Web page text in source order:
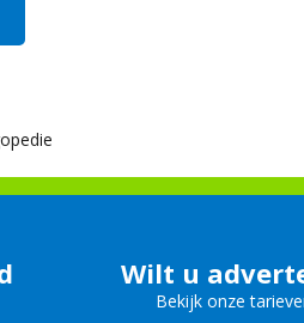
Wilt u
Bekijk onze